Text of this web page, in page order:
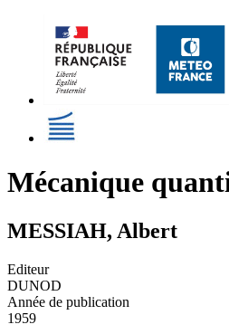
Mécanique
MESSIAH, Albert
Editeur
DUNOD
Année de publication
1959